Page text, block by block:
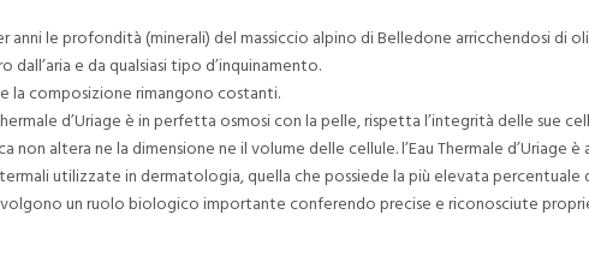
anni le profondità (minerali) del massiccio alpino di Belledone arricchendosi di
e da qualsiasi tipo d’inquinamento.
la composizione rimangono costanti.
d’Uriage è in perfetta osmosi con la pelle, rispetta l’integrità delle sue
non altera ne la dimensione ne il volume delle cellule. l’Eau Thermale
termali utilizzate in dermatologia, quella che possiede la più elevata
un ruolo biologico importante conferendo precise e riconosciute